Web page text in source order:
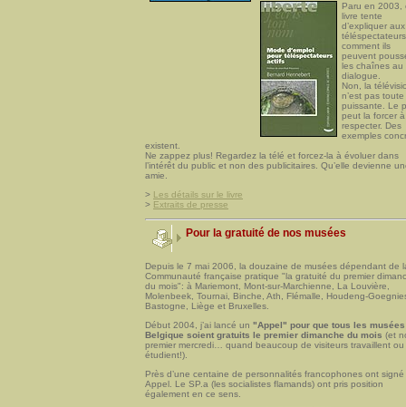
Paru en 2003,
livre tente
d’expliquer aux
téléspectateurs
comment ils
peuvent
les chaînes au
dialogue.
Non, la
n’est pas toute
puissante. Le
peut la forcer
respecter. Des
exemples
existent.
Ne zappez plus! Regardez la télé et forcez-la à évoluer dans
l’intérêt du public et non des publicitaires. Qu’elle devienne
amie.
> Les détails sur le livre
> Extraits de presse
Pour la gratuité de nos musées
Depuis le 7 mai 2006, la douzaine de musées dépendant de
Communauté française pratique "la gratuité du premier
du mois": à Mariemont, Mont-sur-Marchienne, La Louvière,
Molenbeek, Tournai, Binche, Ath, Flémalle, Houdeng-
Bastogne, Liège et Bruxelles.
Début 2004, j’ai lancé un "Appel" pour que tous les
Belgique soient gratuits le premier dimanche du mois (et
premier mercredi… quand beaucoup de visiteurs travaillent ou
étudient!).
Près d’une centaine de personnalités francophones ont signé
Appel. Le SP.a (les socialistes flamands) ont pris position
également en ce sens.